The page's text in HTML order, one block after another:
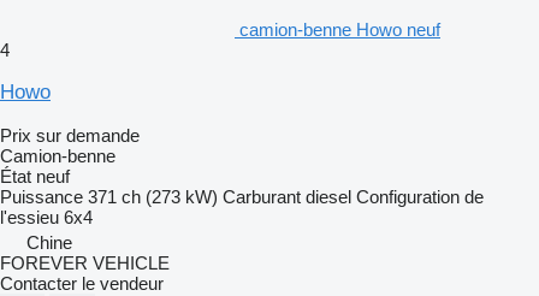
camion-benne Howo neuf
4
Howo
Prix sur demande
Camion-benne
État neuf
Puissance 371 ch (273 kW) Carburant diesel Configuration de
l'essieu 6x4
Chine
FOREVER VEHICLE
Contacter le vendeur